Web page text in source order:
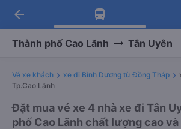
Tải app Vexere ngay!
Nhận ưu đãi thành viên độc
Tải app Vexere
-30k/ghế khi đặt vé máy bay
arrow_back
Thành phố Cao Lãnh Tân Uyên
Vé xe khách xe đi Bình Dương từ Đồng Tháp
Tp.Cao Lãnh
Đặt mua vé xe 4 nhà xe đi Tân
phố Cao Lãnh chất lượng cao